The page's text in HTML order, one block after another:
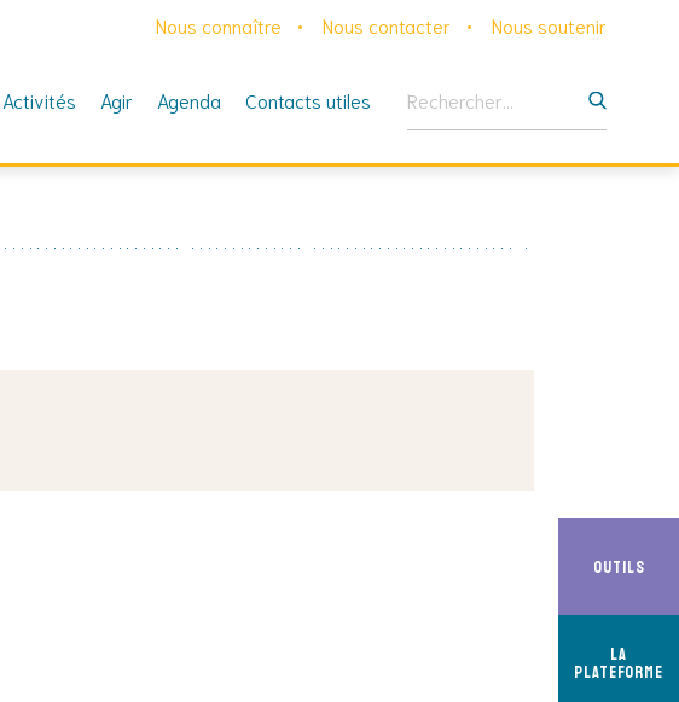
Nous connaître Nous contacter Nous soutenir
Activités Agir Agenda Contacts utiles
Outils
La
Plateforme